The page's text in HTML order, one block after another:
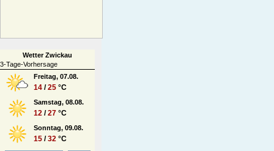
Wetter Zwickau
3-Tage-Vorhersage
Freitag, 07.08.
14 /25 °C
Samstag, 08.08.
12 /27 °C
Sonntag, 09.08.
15 /32 °C